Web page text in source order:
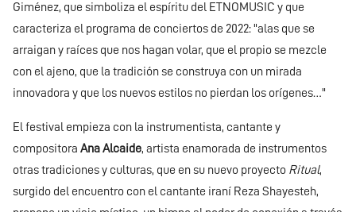
Giménez, que simboliza el espíritu del ETNOMUSIC y que
caracteriza el programa de conciertos de 2022: "alas que se
arraigan y raíces que nos hagan volar, que el propio se mezcle
con el ajeno, que la tradición se construya con un mirada
innovadora y que los nuevos estilos no pierdan los orígenes…"
El festival empieza con la instrumentista, cantante y
compositora Ana Alcaide, artista enamorada de instrumentos
otras tradiciones y culturas, que en su nuevo proyecto Ritual,
surgido del encuentro con el cantante iraní Reza Shayesteh,